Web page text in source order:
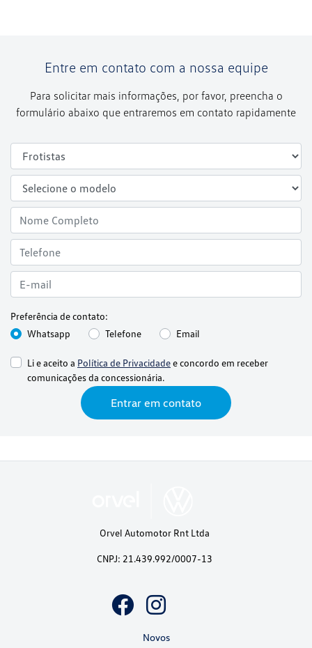
Entre em contato com a nossa equipe
Para solicitar mais informações, por favor, preencha o
formulário abaixo que entraremos em contato rapidamente
Preferência de contato:
Whatsapp
Telefone Email
Li e aceito a Política de Privacidadee concordo em receber
comunicações da concessionária.
Entrar em contato
Orvel Automotor Rnt Ltda
CNPJ: 21.439.992/0007-13
Novos